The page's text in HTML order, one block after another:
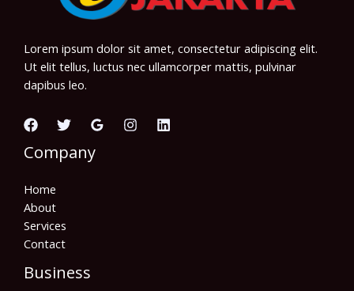
Lorem ipsum dolor sit amet, consectetur adipiscing elit.
Ut elit tellus, luctus nec ullamcorper mattis, pulvinar
dapibus leo.
Company
Home
About
Services
Contact
Business